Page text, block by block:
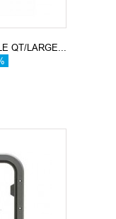
QT/LARGE...